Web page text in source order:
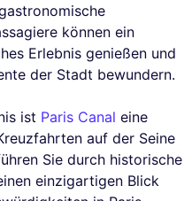
können ein
Erlebnis genießen und
der Stadt bewundern.
ist Paris Canal eine
auf der Seine
Sie durch historische
einzigartigen Blick